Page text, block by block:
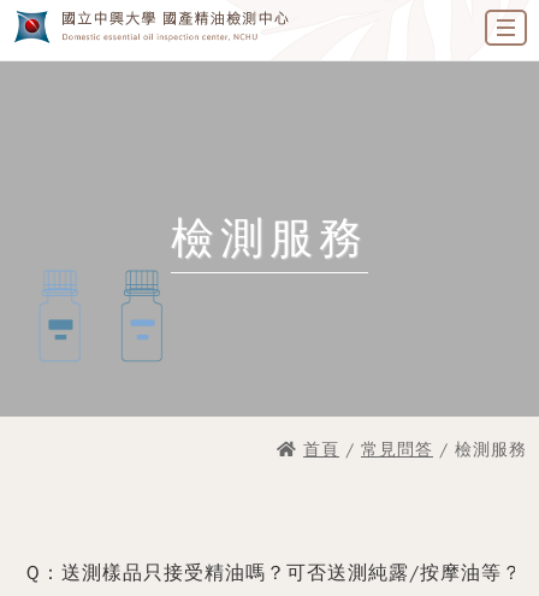
檢測服務
首頁 / 常見問答 / 檢測服務
Q：送測樣品只接受精油嗎？可否送測純露/按摩油等？